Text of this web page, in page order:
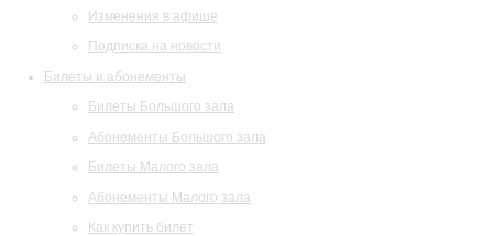
Изменения в афише
Подписка на новости
Билеты и абонементы
Билеты Большого зала
Абонементы Большого зала
Билеты Малого зала
Абонементы Малого зала
Как купить билет